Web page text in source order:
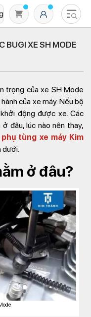
giỏ hàng
BUGI XE SH MODE
trọng của xe SH Mode
của xe máy. Nếu bộ
động được xe. Các
đâu, lúc nào nên thay,
phụ tùng xe máy Kim
dưới.
ở đâu?